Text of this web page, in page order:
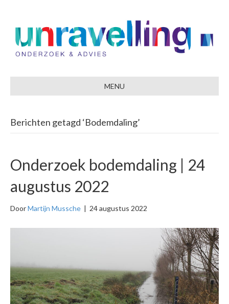
MENU
Berichten getagd ‘Bodemdaling’
Onderzoek bodemdaling | 24
augustus 2022
DoorMartijn Mussche | 24 augustus 2022